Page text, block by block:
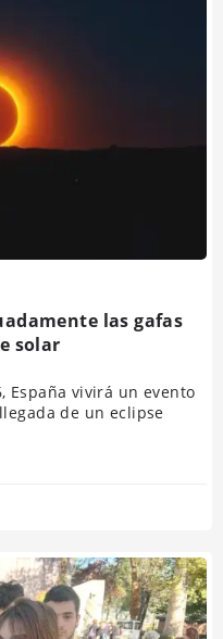
las gafas
solar
España vivirá un evento
de un eclipse